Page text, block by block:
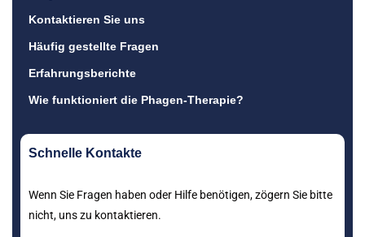
Kontaktieren Sie uns
Häufig gestellte Fragen
Erfahrungsberichte
Wie funktioniert die Phagen-Therapie?
Schnelle Kontakte
Wenn Sie Fragen haben oder Hilfe benötigen, zögern Sie bitte
nicht, uns zu kontaktieren.